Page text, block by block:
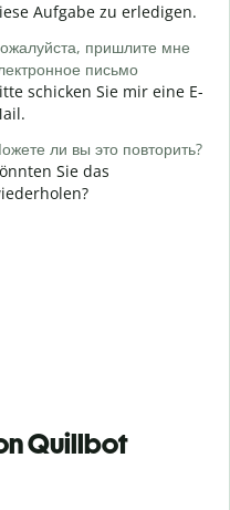
Aufgabe zu erledigen.
пришлите мне
письмо
schicken Sie mir eine E-
ли вы это повторить?
Sie das
Quillbot